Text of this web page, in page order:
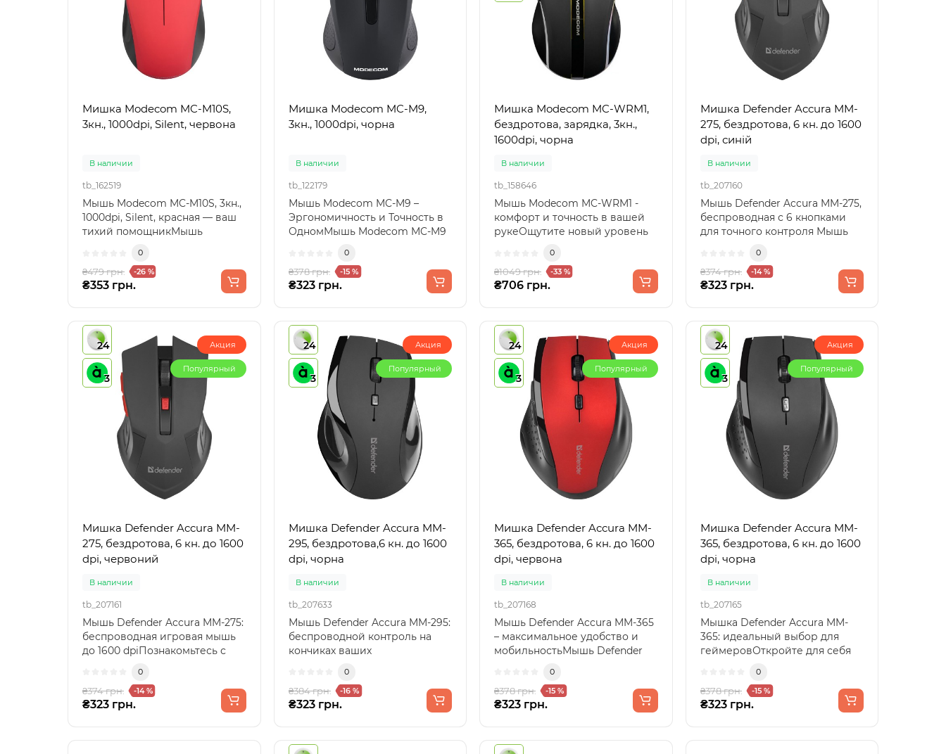
Мишка Modecom MC-M10S,
3кн., 1000dpi, Silent, червона
В наличии
tb_162519
Мышь Modecom MC-M10S, 3кн.,
1000dpi, Silent, красная — ваш
тихий помощникМышь
0
₴479 грн. -26 %
₴353 грн.
Мишка Modecom MC-M9,
3кн., 1000dpi, чорна
В наличии
tb_122179
Мышь Modecom MC-M9 –
Эргономичность и Точность в
ОдномМышь Modecom MC-M9
0
₴378 грн. -15 %
₴323 грн.
Мишка Modecom MC-WRM1,
бездротова, зарядка, 3кн.,
1600dpi, чорна
В наличии
tb_158646
Мышь Modecom MC-WRM1 -
комфорт и точность в вашей
рукеОщутите новый уровень
0
₴1049 грн. -33 %
₴706 грн.
Мишка Defender Accura MM-
275, бездротова, 6 кн. до 1600
dpi, синій
В наличии
tb_207160
Мышь Defender Accura MM-275,
беспроводная с 6 кнопками
для точного контроля Мышь
0
₴374 грн. -14 %
₴323 грн.
24
3
Акция
Популярный
Мишка Defender Accura MM-
275, бездротова, 6 кн. до 1600
dpi, червоний
В наличии
tb_207161
Мышь Defender Accura MM-275:
беспроводная игровая мышь
до 1600 dpiПознакомьтесь с
0
₴374 грн. -14 %
₴323 грн.
24
3
Акция
Популярный
Мишка Defender Accura MM-
295, бездротова,6 кн. до 1600
dpi, чорна
В наличии
tb_207633
Мышь Defender Accura MM-295:
беспроводной контроль на
кончиках ваших
мышью De..
0
₴384 грн. -16 %
₴323 грн.
24
3
Акция
Популярный
Мишка Defender Accura MM-
365, бездротова, 6 кн. до 1600
dpi, червона
В наличии
tb_207168
Мышь Defender Accura MM-365
– максимальное удобство и
мобильностьМышь Defender
0
₴378 грн. -15 %
₴323 грн.
24
3
Акция
Популярный
Мишка Defender Accura MM-
365, бездротова, 6 кн. до 1600
dpi, чорна
В наличии
tb_207165
Мышка Defender Accura MM-
365: идеальный выбор для
геймеровОткройте для себя
0
₴378 грн. -15 %
₴323 грн.